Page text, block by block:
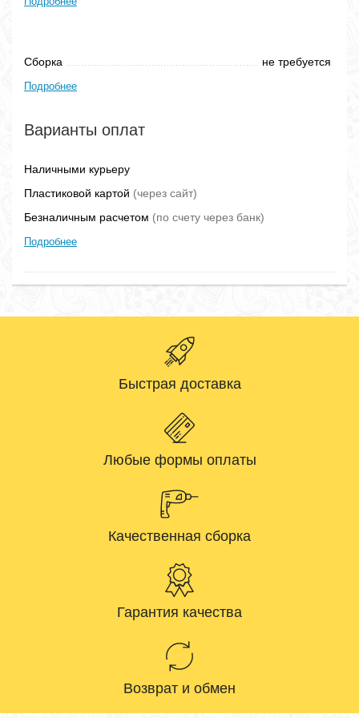
Сборка не требуется
Подробнее
Варианты оплат
Наличными курьеру
Пластиковой картой (через сайт)
Безналичным расчетом (по счету через банк)
Подробнее
Быстрая доставка
Любые формы оплаты
Качественная сборка
Гарантия качества
Возврат и обмен